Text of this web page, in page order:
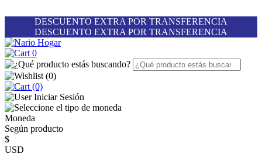
DESCUENTO EXTRA POR TRANSFERENCIA
DESCUENTO EXTRA POR TRANSFERENCIA
0
(0)
(0)
Iniciar Sesión
Moneda
Según producto
$
USD